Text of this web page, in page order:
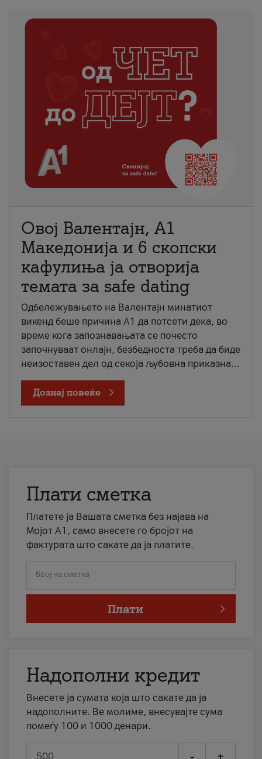
Овој Валентајн, A1
Македонија и 6 скопски
кафулиња ја отворија
темата за safe dating
Одбележувањето на Валентајн минатиот
викенд беше причина А1 да потсети дека, во
време кога запознавањата се почесто
започнуваат онлајн, безбедноста треба да биде
неизоставен дел од секоја љубовна приказна...
Дознај повеќе
Плати сметка
Платете ја Вашата сметка без најава на
Мојот А1, само внесете го бројот на
фактурата што сакате да ја платите.
Број на сметка
Плати
Надополни кредит
Внесете ја сумата која што сакате да ја
надополните. Ве молиме, внесувајте сума
помеѓу 100 и 1000 денари.